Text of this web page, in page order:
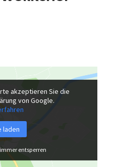
akzeptieren Sie die
von Google.
laden
entsperren